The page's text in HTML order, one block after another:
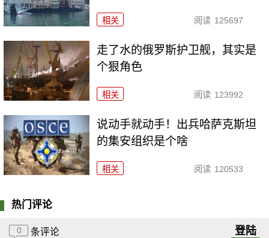
相关 阅读 125697
走了水的俄罗斯护卫舰，其实是
个狠角色
相关 阅读 123992
说动手就动手！出兵哈萨克斯坦
的集安组织是个啥
相关 阅读 120533
热门评论
0 条评论 登陆